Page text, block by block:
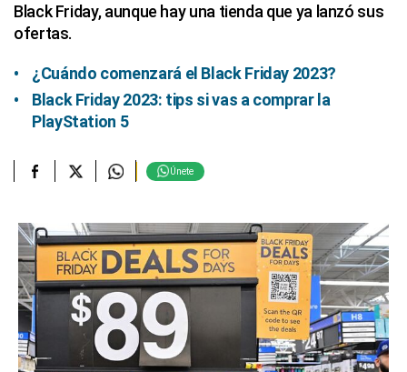
Black Friday, aunque hay una tienda que ya lanzó sus
ofertas.
¿Cuándo comenzará el Black Friday 2023?
Black Friday 2023: tips si vas a comprar la
PlayStation 5
Únete